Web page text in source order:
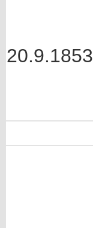
20.9.1853